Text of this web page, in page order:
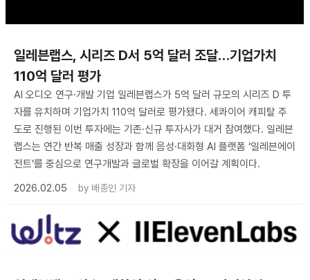
일레븐랩스, 시리즈 D서 5억 달러 조달…기업가치
110억 달러 평가
AI 오디오 연구·개발 기업 일레븐랩스가 5억 달러 규모의 시리즈 D 투
자를 유치하며 기업가치 110억 달러로 평가됐다. 세콰이어 캐피탈 주
도로 진행된 이번 투자에는 기존·신규 투자사가 대거 참여했다. 일레븐
랩스는 연간 반복 매출 성장과 함께 음성·대화형 AI 플랫폼 ‘일레븐에이
전트’를 중심으로 연구개발과 글로벌 확장을 이어갈 계획이다.
2026.02.05
by 배종인 기자